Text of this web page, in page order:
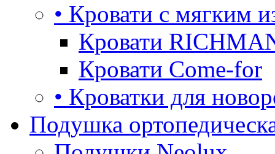
• Кровати с мягким
Кровати
Кровати Come-for
• Кроватки для
Подушка